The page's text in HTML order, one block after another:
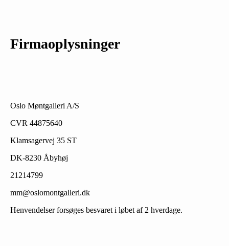
Firmaoplysninger
Oslo Møntgalleri A/S
CVR 44875640
Klamsagervej 35 ST
DK-8230 Åbyhøj
21214799
mm@oslomontgalleri.dk
Henvendelser forsøges besvaret i løbet af 2 hverdage.